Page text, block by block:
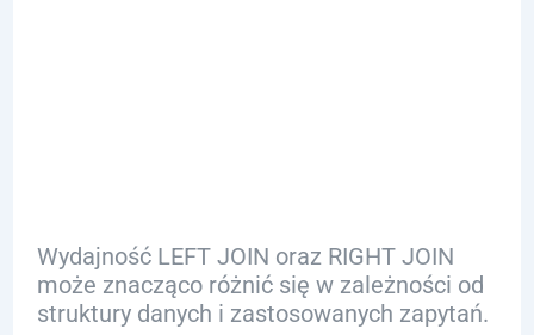
Wydajność LEFT JOIN oraz RIGHT JOIN
może znacząco różnić się w zależności od
struktury danych i zastosowanych zapytań.